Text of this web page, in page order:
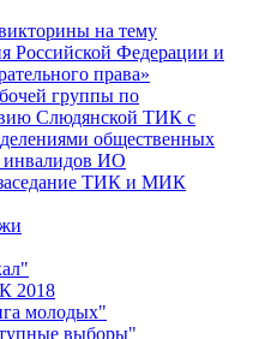
на тему
Российской Федерации и
права»
группы по
Слюдянской ТИК с
общественных
инвалидов ИО
ТИК и МИК
2018
молодых"
выборы"